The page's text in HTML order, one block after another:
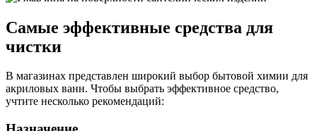
Самые эффективные средства для
чистки
В магазинах представлен широкий выбор бытовой химии для
акриловых ванн. Чтобы выбрать эффективное средство,
учтите несколько рекомендаций: